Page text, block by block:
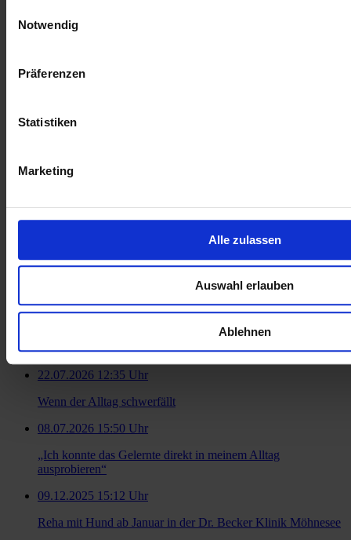
Notwendig
Präferenzen
Statistiken
Marketing
Alle zulassen
Auswahl erlauben
Ablehnen
Ähnliche Artikel
22.07.2026 12:35 Uhr
Wenn der Alltag schwerfällt
08.07.2026 15:50 Uhr
„Ich konnte das Gelernte direkt in meinem Alltag
ausprobieren“
09.12.2025 15:12 Uhr
Reha mit Hund ab Januar in der Dr. Becker Klinik Möhnesee